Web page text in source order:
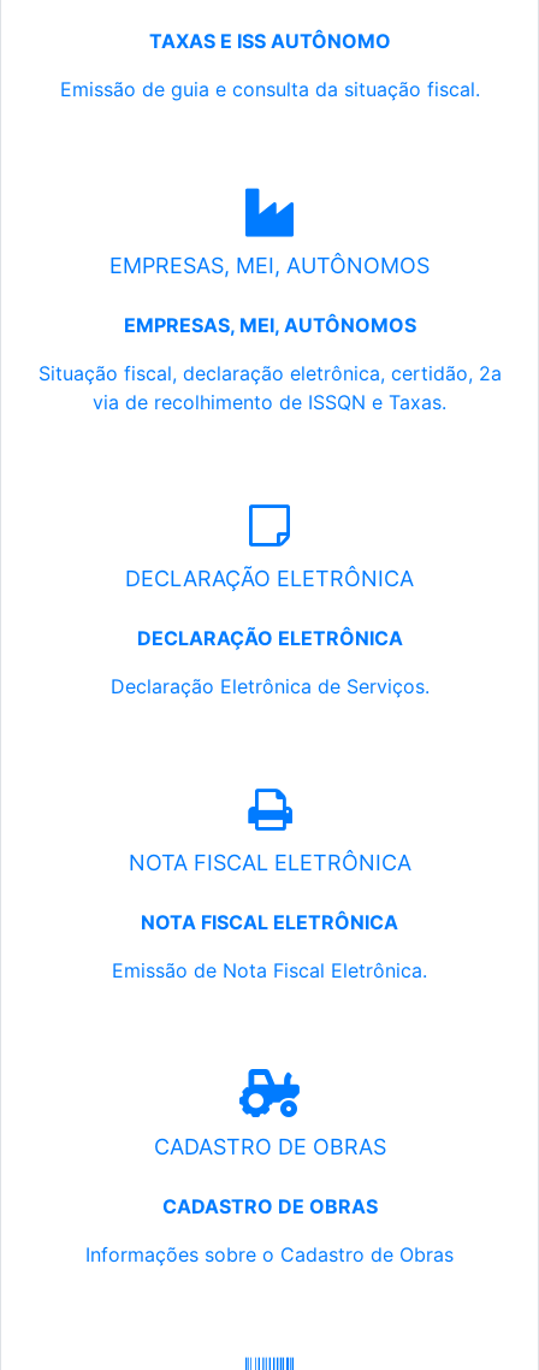
TAXAS E ISS AUTÔNOMO
Emissão de guia e consulta da situação fiscal.
EMPRESAS, MEI, AUTÔNOMOS
EMPRESAS, MEI, AUTÔNOMOS
Situação fiscal, declaração eletrônica, certidão, 2a
via de recolhimento de ISSQN e Taxas.
DECLARAÇÃO ELETRÔNICA
DECLARAÇÃO ELETRÔNICA
Declaração Eletrônica de Serviços.
NOTA FISCAL ELETRÔNICA
NOTA FISCAL ELETRÔNICA
Emissão de Nota Fiscal Eletrônica.
CADASTRO DE OBRAS
CADASTRO DE OBRAS
Informações sobre o Cadastro de Obras